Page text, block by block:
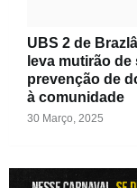
UBS 2 de
leva mutirão de
prevenção de
à comunidade
30 Março, 2025